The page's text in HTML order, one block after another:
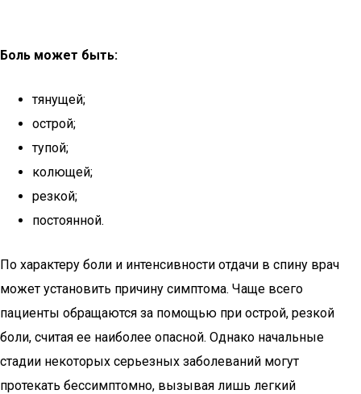
Боль может быть:
тянущей;
острой;
тупой;
колющей;
резкой;
постоянной.
По характеру боли и интенсивности отдачи в спину врач
может установить причину симптома. Чаще всего
пациенты обращаются за помощью при острой, резкой
боли, считая ее наиболее опасной. Однако начальные
стадии некоторых серьезных заболеваний могут
протекать бессимптомно, вызывая лишь легкий